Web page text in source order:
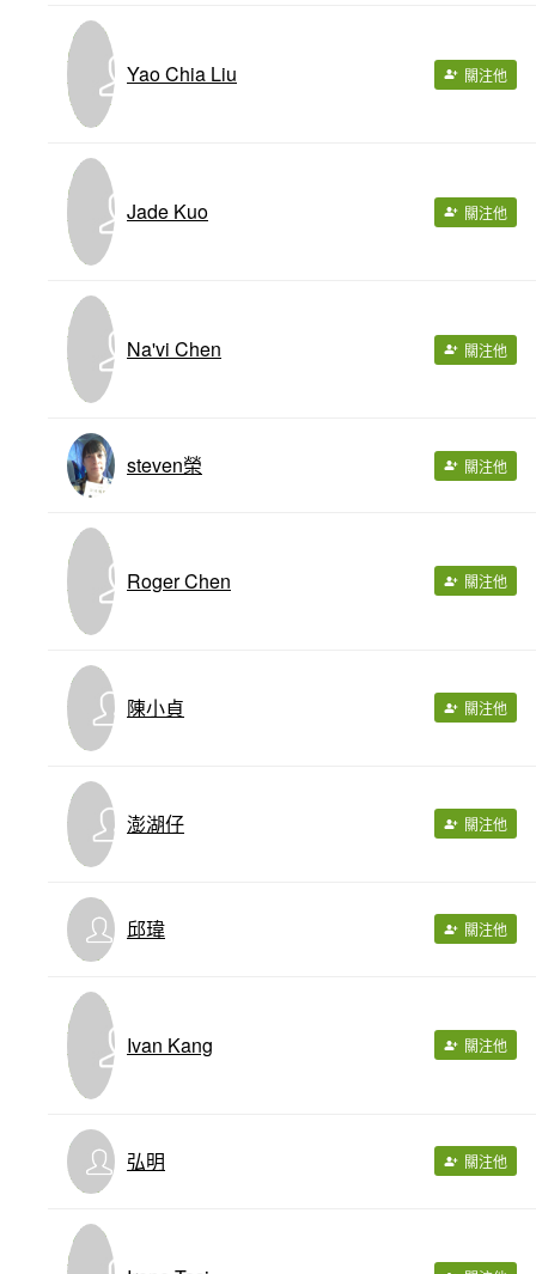
Yao Chia Liu 關注他
Jade Kuo 關注他
Na'vi Chen 關注他
steven榮 關注他
Roger Chen 關注他
陳小貞 關注他
澎湖仔 關注他
邱瑋 關注他
Ivan Kang 關注他
弘明 關注他